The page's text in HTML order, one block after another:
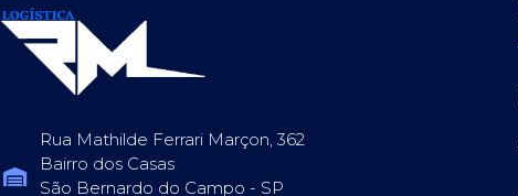
Rua Mathilde Ferrari Marçon, 362
Bairro dos Casas
São Bernardo do Campo - SP